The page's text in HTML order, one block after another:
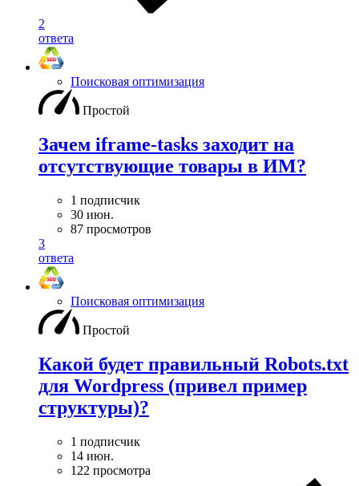
2
ответа
Поисковая оптимизация
Простой
Зачем iframe-tasks заходит на
отсутствующие товары в ИМ?
1 подписчик
30 июн.
87 просмотров
3
ответа
Поисковая оптимизация
Простой
Какой будет правильный Robots.txt
для Wordpress (привел пример
структуры)?
1 подписчик
14 июн.
122 просмотра